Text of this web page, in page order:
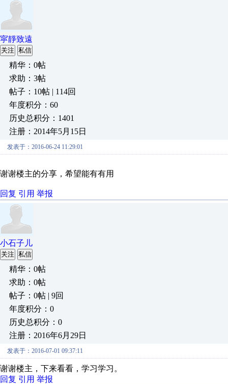
寜靜致遠
关注 私信
精华：0帖
求助：3帖
帖子：10帖 | 114回
年度积分：60
历史总积分：1401
注册：2014年5月15日
发表于：2016-06-24 11:29:01
谢谢楼主的分享，希望能有有用
回复 引用 举报
小石子儿
关注 私信
精华：0帖
求助：0帖
帖子：0帖 | 9回
年度积分：0
历史总积分：0
注册：2016年6月29日
发表于：2016-07-01 09:37:11
谢谢楼主，下来看看，学习学习。
回复 引用 举报